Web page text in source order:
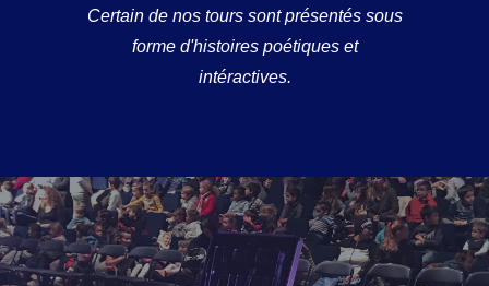
Certain de nos tours sont présentés sous
forme d'histoires poétiques et
intéractives.